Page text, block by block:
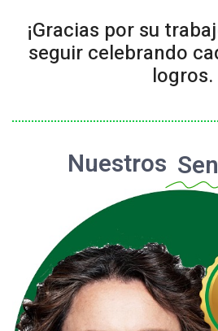
¡Gracias por su
seguir celebrando
logros.
Nuestros